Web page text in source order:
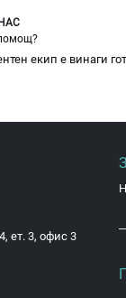
екип е винаги
ет. 3, офис 3